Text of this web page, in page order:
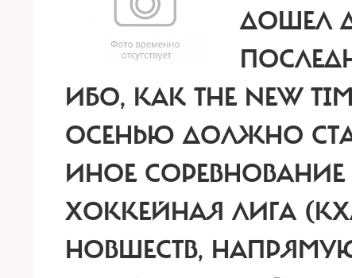
ДОШЕЛ
ИБО, КАК THE NEW
ОСЕНЬЮ ДОЛЖНО
ИНОЕ СОРЕВНОВАНИЕ
ХОККЕЙНАЯ ЛИГА
НОВШЕСТВ,